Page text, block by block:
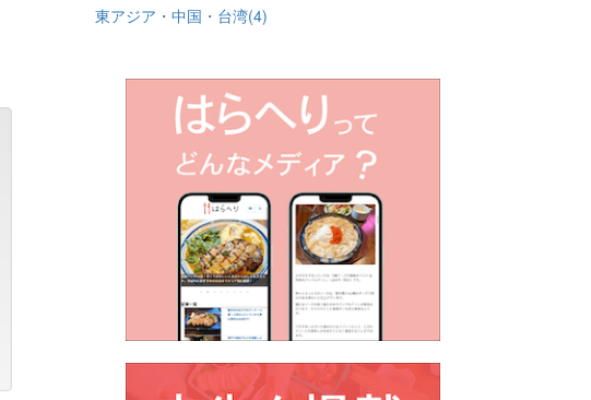
東アジア・中国・台湾(4)